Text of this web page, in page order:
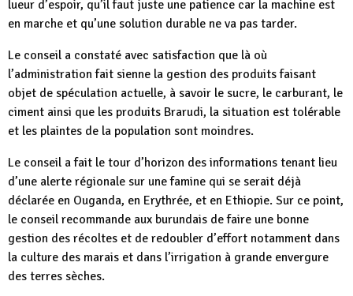
lueur d’espoir, qu’il faut juste une patience car la machine est
en marche et qu’une solution durable ne va pas tarder.
Le conseil a constaté avec satisfaction que là où
l’administration fait sienne la gestion des produits faisant
objet de spéculation actuelle, à savoir le sucre, le carburant, le
ciment ainsi que les produits Brarudi, la situation est tolérable
et les plaintes de la population sont moindres.
Le conseil a fait le tour d’horizon des informations tenant lieu
d’une alerte régionale sur une famine qui se serait déjà
déclarée en Ouganda, en Erythrée, et en Ethiopie. Sur ce point,
le conseil recommande aux burundais de faire une bonne
gestion des récoltes et de redoubler d’effort notamment dans
la culture des marais et dans l’irrigation à grande envergure
des terres sèches.